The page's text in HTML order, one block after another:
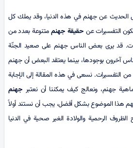
الحديث عن جهنم في هذه الدنيا، وقد يملك كل
التفسيرات عن حقيقة جهنممتنوعة بعدد من
قد يرى بعض الناس جهنم على صعيد الجنّة
آخرون بوجودها، بينما يعتقد البعض أن جهنم
التفسيرات. نسعى في هذه المقالة إلى الإجابة
جهنم، ونعالج كيف يمكننا أن نعتبر جهنم
هذا الموضوع بشكل أفضل، يجب أن نستند أولاً
الرحمية والولادة الغير صحية في الدنيا